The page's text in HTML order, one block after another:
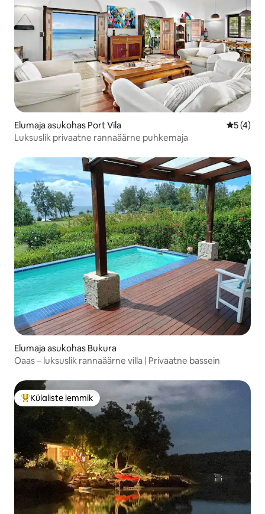
Elumaja asukohas Port Vila
5 (4)
Luksuslik privaatne rannaäärne puhkemaja
Elumaja asukohas Bukura
Oaas – luksuslik rannaäärne villa | Privaatne bassein
Külaliste suur lemmik
Külaliste lemmik